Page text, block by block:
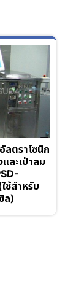
ลตราโซนิก
ละเป่าลม
ช้สำหรับ
ล)